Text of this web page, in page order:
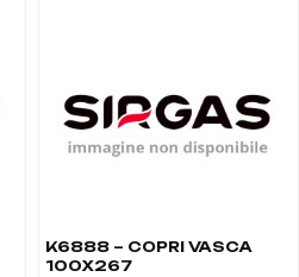
K6888 – COPRI VASCA
100X267